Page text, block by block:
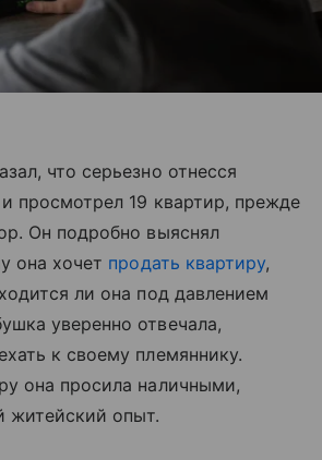
что серьезно отнесся
просмотрел 19 квартир, прежде
Он подробно выяснял
она хочет продать квартиру,
ли она под давлением
уверенно отвечала,
к своему племяннику.
она просила наличными,
житейский опыт.